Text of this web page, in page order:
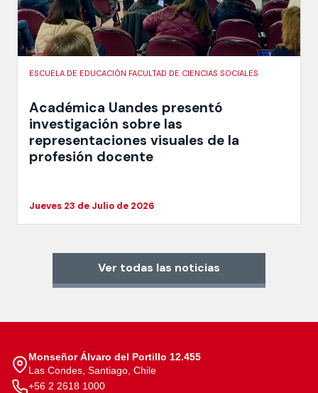
ESCUELA DE EDUCACIÓN FACULTAD DE CIENCIAS SOCIALES
Académica Uandes presentó
investigación sobre las
representaciones visuales de la
profesión docente
Jueves 23 de Julio de 2026
Ver todas las noticias
Monseñor Álvaro del Portillo 12.455
Las Condes, Santiago, Chile
+56 2 2618 1000